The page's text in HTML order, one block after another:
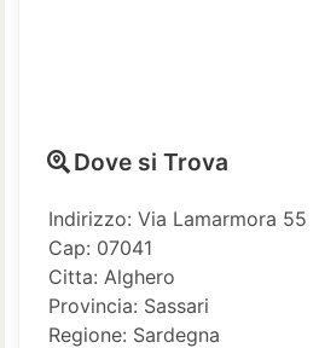
Dove si Trova
Indirizzo: Via Lamarmora 55
Cap: 07041
Citta: Alghero
Provincia: Sassari
Regione: Sardegna